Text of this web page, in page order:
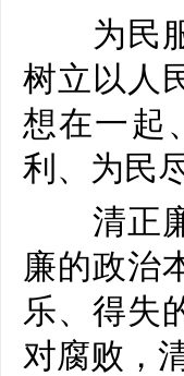
为民服
树立以人
想在一起
利、为民
清正廉
廉的政治
乐、得失
对腐败，